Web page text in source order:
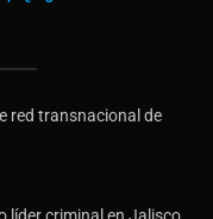
red transnacional de
líder criminal en Jalisco